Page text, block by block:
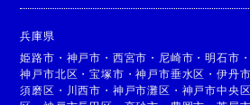
兵庫県
姫路市 ・ 神戸市 ・ 西宮市 ・ 尼崎市 ・明石市 ・
神戸市北区 ・宝塚市 ・神戸市垂水区 ・伊丹市
須磨区 ・ 川西市 ・ 神戸市灘区 ・ 神戸市中央区